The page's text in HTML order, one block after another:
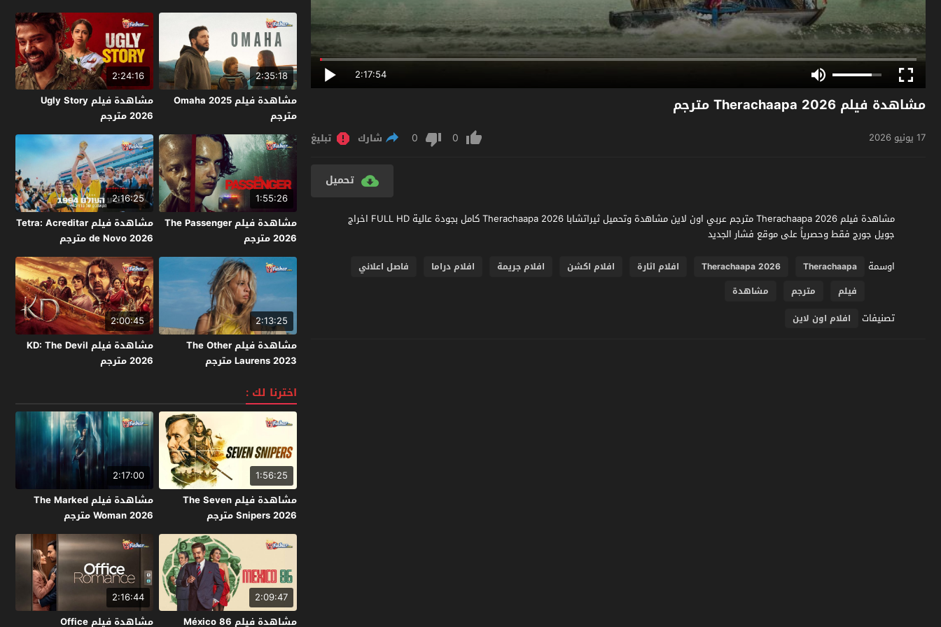
2:17:54
مشاهدة فيلم Therachaapa 2026 مترجم
17 يونيو 2026 0
0 شارك تبليغ
تحميل
مشاهدة فيلم Therachaapa 2026 مترجم عربي اون لاين مشاهدة وتحميل ثيراتشابا Therachaapa 2026 كامل بجودة عالية FULL HD اخراج
جويل جورج فقط وحصرياً على موقع فشار الجديد
اوسمة
Therachaapa
Therachaapa 2026 افلام اثارة افلام اكشن افلام جريمة افلام دراما
فاصل اعلاني
فيلم
مترجم مشاهدة
تصنيفات افلام اون لاين
2:35:18
مشاهدة فيلم Omaha 2025
مترجم
2:24:16
مشاهدة فيلم Ugly Story
2026 مترجم
1:55:26
مشاهدة فيلم The Passenger
2026 مترجم
2:16:25
مشاهدة فيلم Tetra: Acreditar
de Novo 2026 مترجم
2:13:25
مشاهدة فيلم The Other
Laurens 2023 مترجم
2:00:45
مشاهدة فيلم KD: The Devil
2026 مترجم
اخترنا لك :
1:56:25
مشاهدة فيلم The Seven
Snipers 2026 مترجم
2:17:00
مشاهدة فيلم The Marked
Woman 2026 مترجم
2:09:47
مشاهدة فيلم México 86
2:16:44
مشاهدة فيلم Office